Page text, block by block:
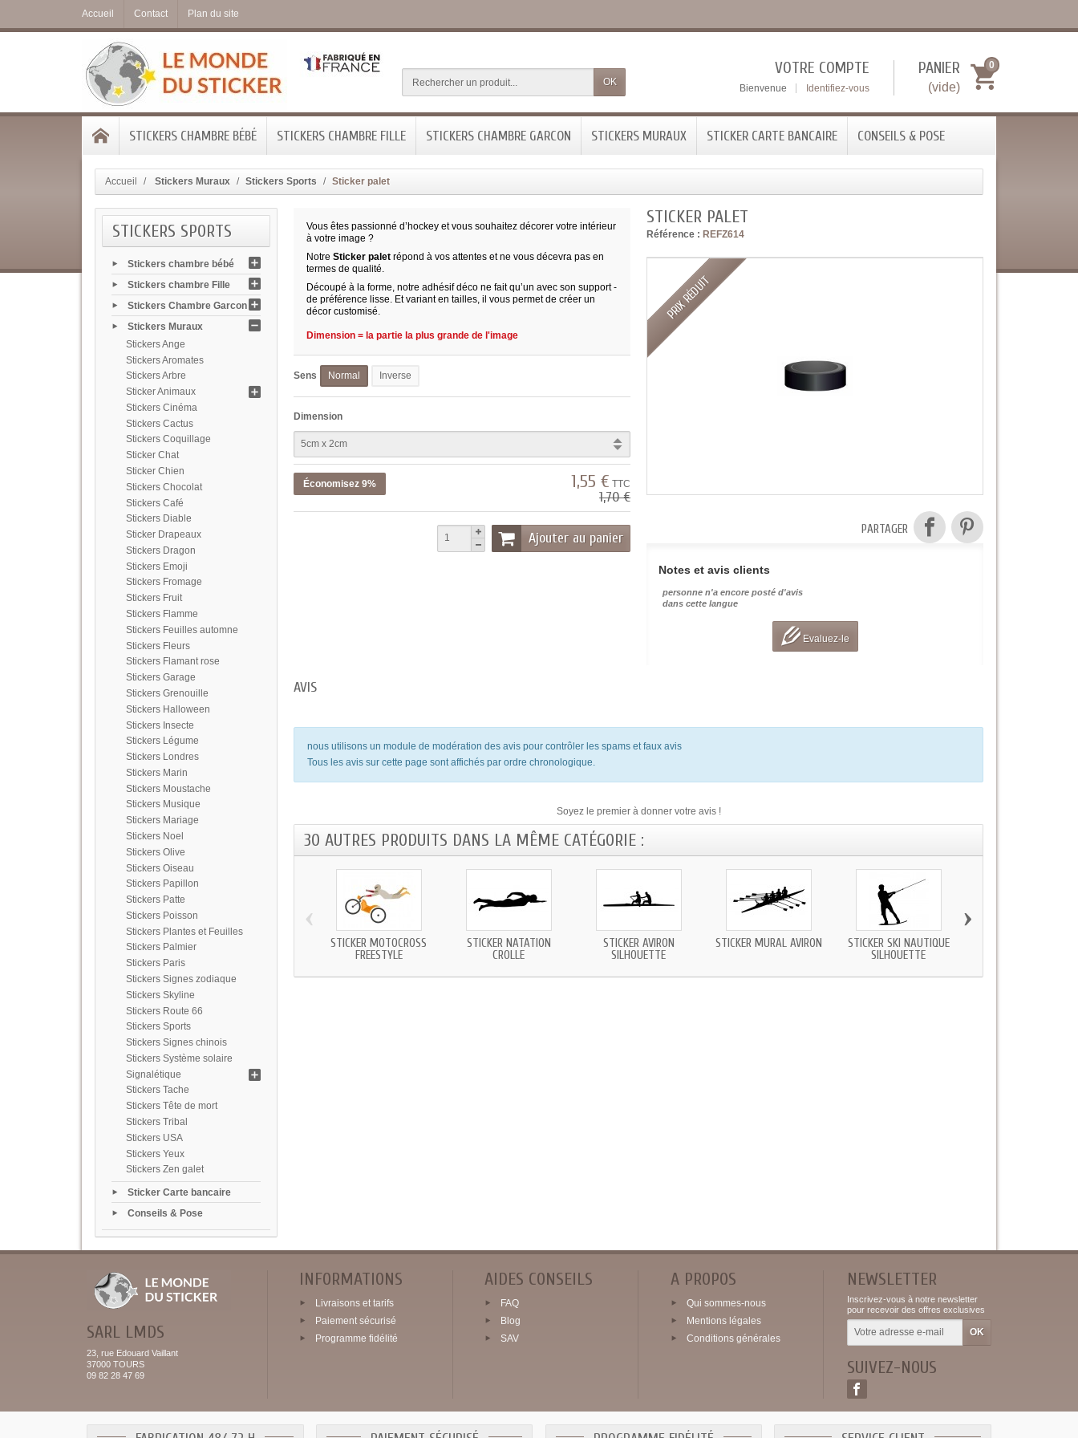
Accueil Contact Plan du site
OK
PANIER
(vide)
0
VOTRE COMPTE
Bienvenue Identifiez-vous
STICKERS CHAMBRE BÉBÉ STICKERS CHAMBRE FILLE STICKERS CHAMBRE GARCON STICKERS MURAUX STICKER CARTE BANCAIRE CONSEILS & POSE
Accueil Stickers Muraux Stickers Sports Sticker palet
STICKERS SPORTS
Stickers chambre bébé
Stickers chambre Fille
Stickers Chambre Garcon
Stickers Muraux
Stickers Ange
Stickers Aromates
Stickers Arbre
Sticker Animaux
Stickers Cinéma
Stickers Cactus
Stickers Coquillage
Sticker Chat
Sticker Chien
Stickers Chocolat
Stickers Café
Stickers Diable
Sticker Drapeaux
Stickers Dragon
Stickers Emoji
Stickers Fromage
Stickers Fruit
Stickers Flamme
Stickers Feuilles automne
Stickers Fleurs
Stickers Flamant rose
Stickers Garage
Stickers Grenouille
Stickers Halloween
Stickers Insecte
Stickers Légume
Stickers Londres
Stickers Marin
Stickers Moustache
Stickers Musique
Stickers Mariage
Stickers Noel
Stickers Olive
Stickers Oiseau
Stickers Papillon
Stickers Patte
Stickers Poisson
Stickers Plantes et Feuilles
Stickers Palmier
Stickers Paris
Stickers Signes zodiaque
Stickers Skyline
Stickers Route 66
Stickers Sports
Stickers Signes chinois
Stickers Système solaire
Signalétique
Stickers Tache
Stickers Tête de mort
Stickers Tribal
Stickers USA
Stickers Yeux
Stickers Zen galet
Sticker Carte bancaire
Conseils & Pose
STICKER PALET
Référence : REFZ614
PRIX RÉDUIT
PARTAGER
Notes et avis clients
personne n'a encore posté d'avis
dans cette langue
Evaluez-le
Vous êtes passionné d’hockey et vous souhaitez décorer votre intérieur
à votre image ?
NotreSticker palet répond à vos attentes et ne vous décevra pas en
termes de qualité.
Découpé à la forme, notre adhésif déco ne fait qu’un avec son support -
de préférence lisse. Et variant en tailles, il vous permet de créer un
décor customisé.
Dimension = la partie la plus grande de l'image
Sens Normal Inverse
Dimension
Économisez 9% 1,55 € TTC
1,70 €
Ajouter au panier
AVIS
nous utilisons un module de modération des avis pour contrôler les spams et faux avis
Tous les avis sur cette page sont affichés par ordre chronologique.
Soyez le premier à donner votre avis !
30 AUTRES PRODUITS DANS LA MÊME CATÉGORIE :
STICKER MOTOCROSS
FREESTYLE
STICKER NATATION
CROLLE
STICKER AVIRON
SILHOUETTE
STICKER MURAL AVIRON
STICKER SKI NAUTIQUE
SILHOUETTE
‹ ›
SARL LMDS
23, rue Edouard Vaillant
37000 TOURS
09 82 28 47 69
INFORMATIONS
Livraisons et tarifs
Paiement sécurisé
Programme fidélité
AIDES CONSEILS
FAQ
Blog
SAV
A PROPOS
Qui sommes-nous
Mentions légales
Conditions générales
NEWSLETTER
Inscrivez-vous à notre newsletter
pour recevoir des offres exclusives
SUIVEZ-NOUS